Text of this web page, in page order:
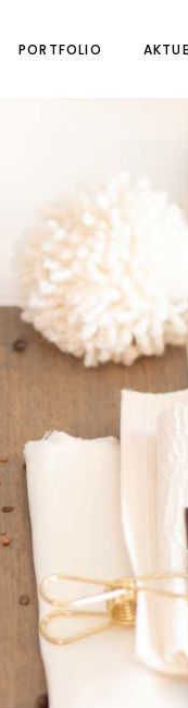
PORTFOLIO